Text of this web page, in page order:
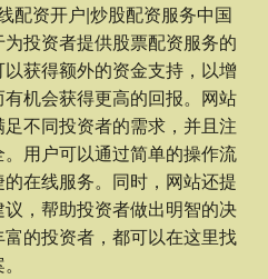
配资开户|炒股配资服务中国
投资者提供股票配资服务的
获得额外的资金支持，以增
机会获得更高的回报。网站
不同投资者的需求，并且注
用户可以通过简单的操作流
在线服务。同时，网站还提
，帮助投资者做出明智的决
的投资者，都可以在这里找